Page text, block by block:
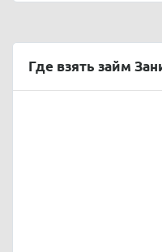
Где взять займ